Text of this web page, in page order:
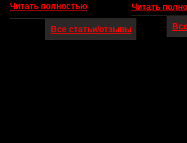
Читать полностью
Все статьи/отзывы
Читать